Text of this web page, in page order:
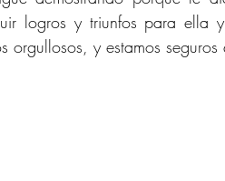
logros y triunfos para ella
orgullosos, y estamos